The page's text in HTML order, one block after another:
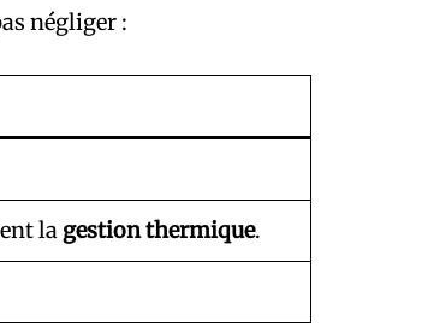
négliger :
la gestion thermique.